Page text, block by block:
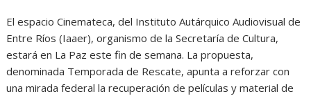
El espacio Cinemateca, del Instituto Autárquico Audiovisual de
Entre Ríos (Iaaer), organismo de la Secretaría de Cultura,
estará en La Paz este fin de semana. La propuesta,
denominada Temporada de Rescate, apunta a reforzar con
una mirada federal la recuperación de películas y material de